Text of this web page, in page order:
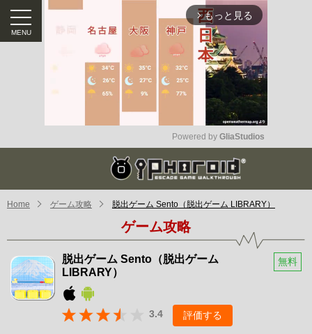
arrow_forward_ios もっと見る
Mute
Powered by GliaStudios
Home ゲーム攻略 脱出ゲーム Sento（脱出ゲーム LIBRARY）
ゲーム攻略
脱出ゲーム Sento（脱出ゲーム
LIBRARY）
無料
3.4 評価する